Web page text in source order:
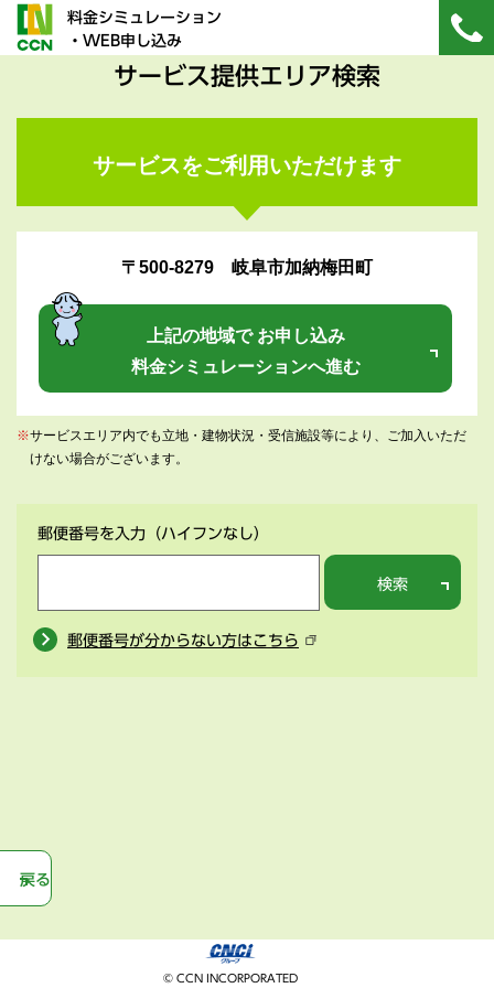
料金シミュレーション
・WEB申し込み
サービス提供エリア検索
サービスをご利用いただけます
〒500-8279 岐阜市加納梅田町
上記の地域で お申し込み
料金シミュレーションへ進む
※サービスエリア内でも立地・建物状況・受信施設等により、ご加入いただ
けない場合がございます。
郵便番号を入力 （ハイフンなし）
検索
郵便番号が分からない方はこちら
戻る
© CCN INCORPORATED